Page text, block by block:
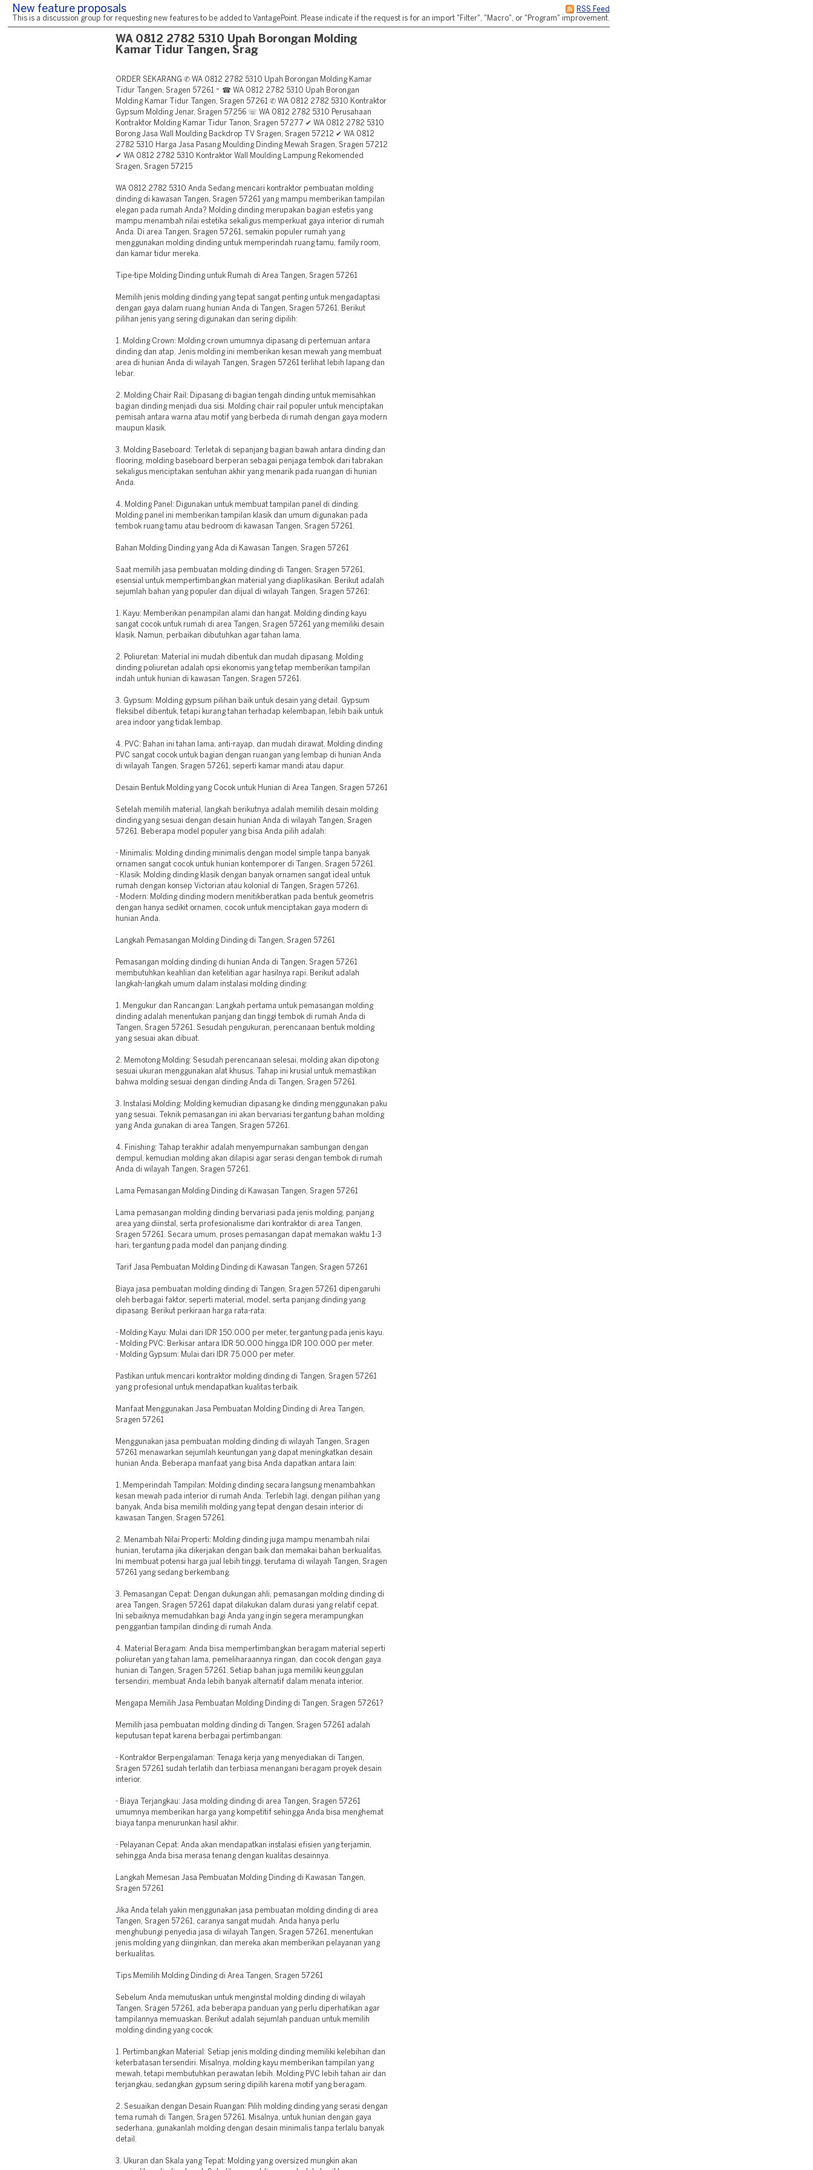
RSS Feed
New feature proposals
This is a discussion group for requesting new features to be added to VantagePoint. Please indicate if the request is for an import "Filter", "Macro", or "Program" improvement.
WA 0812 2782 5310 Upah Borongan Molding
Kamar Tidur Tangen, Srag
ORDER SEKARANG ✆ WA 0812 2782 5310 Upah Borongan Molding Kamar
Tidur Tangen, Sragen 57261 ~ ☎ WA 0812 2782 5310 Upah Borongan
Molding Kamar Tidur Tangen, Sragen 57261 ✆ WA 0812 2782 5310 Kontraktor
Gypsum Molding Jenar, Sragen 57256 ☏ WA 0812 2782 5310 Perusahaan
Kontraktor Molding Kamar Tidur Tanon, Sragen 57277 ✔ WA 0812 2782 5310
Borong Jasa Wall Moulding Backdrop TV Sragen, Sragen 57212 ✔ WA 0812
2782 5310 Harga Jasa Pasang Moulding Dinding Mewah Sragen, Sragen 57212
✔ WA 0812 2782 5310 Kontraktor Wall Moulding Lampung Rekomended
Sragen, Sragen 57215
WA 0812 2782 5310 Anda Sedang mencari kontraktor pembuatan molding
dinding di kawasan Tangen, Sragen 57261 yang mampu memberikan tampilan
elegan pada rumah Anda? Molding dinding merupakan bagian estetis yang
mampu menambah nilai estetika sekaligus memperkuat gaya interior di rumah
Anda. Di area Tangen, Sragen 57261, semakin populer rumah yang
menggunakan molding dinding untuk memperindah ruang tamu, family room,
dan kamar tidur mereka.
Tipe-tipe Molding Dinding untuk Rumah di Area Tangen, Sragen 57261
Memilih jenis molding dinding yang tepat sangat penting untuk mengadaptasi
dengan gaya dalam ruang hunian Anda di Tangen, Sragen 57261. Berikut
pilihan jenis yang sering digunakan dan sering dipilih:
1. Molding Crown: Molding crown umumnya dipasang di pertemuan antara
dinding dan atap. Jenis molding ini memberikan kesan mewah yang membuat
area di hunian Anda di wilayah Tangen, Sragen 57261 terlihat lebih lapang dan
lebar.
2. Molding Chair Rail: Dipasang di bagian tengah dinding untuk memisahkan
bagian dinding menjadi dua sisi. Molding chair rail populer untuk menciptakan
pemisah antara warna atau motif yang berbeda di rumah dengan gaya modern
maupun klasik.
3. Molding Baseboard: Terletak di sepanjang bagian bawah antara dinding dan
flooring, molding baseboard berperan sebagai penjaga tembok dari tabrakan
sekaligus menciptakan sentuhan akhir yang menarik pada ruangan di hunian
Anda.
4. Molding Panel: Digunakan untuk membuat tampilan panel di dinding.
Molding panel ini memberikan tampilan klasik dan umum digunakan pada
tembok ruang tamu atau bedroom di kawasan Tangen, Sragen 57261.
Bahan Molding Dinding yang Ada di Kawasan Tangen, Sragen 57261
Saat memilih jasa pembuatan molding dinding di Tangen, Sragen 57261,
esensial untuk mempertimbangkan material yang diaplikasikan. Berikut adalah
sejumlah bahan yang populer dan dijual di wilayah Tangen, Sragen 57261:
1. Kayu: Memberikan penampilan alami dan hangat. Molding dinding kayu
sangat cocok untuk rumah di area Tangen, Sragen 57261 yang memiliki desain
klasik. Namun, perbaikan dibutuhkan agar tahan lama.
2. Poliuretan: Material ini mudah dibentuk dan mudah dipasang. Molding
dinding poliuretan adalah opsi ekonomis yang tetap memberikan tampilan
indah untuk hunian di kawasan Tangen, Sragen 57261.
3. Gypsum: Molding gypsum pilihan baik untuk desain yang detail. Gypsum
fleksibel dibentuk, tetapi kurang tahan terhadap kelembapan, lebih baik untuk
area indoor yang tidak lembap.
4. PVC: Bahan ini tahan lama, anti-rayap, dan mudah dirawat. Molding dinding
PVC sangat cocok untuk bagian dengan ruangan yang lembap di hunian Anda
di wilayah Tangen, Sragen 57261, seperti kamar mandi atau dapur.
Desain Bentuk Molding yang Cocok untuk Hunian di Area Tangen, Sragen 57261
Setelah memilih material, langkah berikutnya adalah memilih desain molding
dinding yang sesuai dengan desain hunian Anda di wilayah Tangen, Sragen
57261. Beberapa model populer yang bisa Anda pilih adalah:
- Minimalis: Molding dinding minimalis dengan model simple tanpa banyak
ornamen sangat cocok untuk hunian kontemporer di Tangen, Sragen 57261.
- Klasik: Molding dinding klasik dengan banyak ornamen sangat ideal untuk
rumah dengan konsep Victorian atau kolonial di Tangen, Sragen 57261.
- Modern: Molding dinding modern menitikberatkan pada bentuk geometris
dengan hanya sedikit ornamen, cocok untuk menciptakan gaya modern di
hunian Anda.
Langkah Pemasangan Molding Dinding di Tangen, Sragen 57261
Pemasangan molding dinding di hunian Anda di Tangen, Sragen 57261
membutuhkan keahlian dan ketelitian agar hasilnya rapi. Berikut adalah
langkah-langkah umum dalam instalasi molding dinding:
1. Mengukur dan Rancangan: Langkah pertama untuk pemasangan molding
dinding adalah menentukan panjang dan tinggi tembok di rumah Anda di
Tangen, Sragen 57261. Sesudah pengukuran, perencanaan bentuk molding
yang sesuai akan dibuat.
2. Memotong Molding: Sesudah perencanaan selesai, molding akan dipotong
sesuai ukuran menggunakan alat khusus. Tahap ini krusial untuk memastikan
bahwa molding sesuai dengan dinding Anda di Tangen, Sragen 57261.
3. Instalasi Molding: Molding kemudian dipasang ke dinding menggunakan paku
yang sesuai. Teknik pemasangan ini akan bervariasi tergantung bahan molding
yang Anda gunakan di area Tangen, Sragen 57261.
4. Finishing: Tahap terakhir adalah menyempurnakan sambungan dengan
dempul, kemudian molding akan dilapisi agar serasi dengan tembok di rumah
Anda di wilayah Tangen, Sragen 57261.
Lama Pemasangan Molding Dinding di Kawasan Tangen, Sragen 57261
Lama pemasangan molding dinding bervariasi pada jenis molding, panjang
area yang diinstal, serta profesionalisme dari kontraktor di area Tangen,
Sragen 57261. Secara umum, proses pemasangan dapat memakan waktu 1-3
hari, tergantung pada model dan panjang dinding.
Tarif Jasa Pembuatan Molding Dinding di Kawasan Tangen, Sragen 57261
Biaya jasa pembuatan molding dinding di Tangen, Sragen 57261 dipengaruhi
oleh berbagai faktor, seperti material, model, serta panjang dinding yang
dipasang. Berikut perkiraan harga rata-rata:
- Molding Kayu: Mulai dari IDR 150.000 per meter, tergantung pada jenis kayu.
- Molding PVC: Berkisar antara IDR 50.000 hingga IDR 100.000 per meter.
- Molding Gypsum: Mulai dari IDR 75.000 per meter.
Pastikan untuk mencari kontraktor molding dinding di Tangen, Sragen 57261
yang profesional untuk mendapatkan kualitas terbaik.
Manfaat Menggunakan Jasa Pembuatan Molding Dinding di Area Tangen,
Sragen 57261
Menggunakan jasa pembuatan molding dinding di wilayah Tangen, Sragen
57261 menawarkan sejumlah keuntungan yang dapat meningkatkan desain
hunian Anda. Beberapa manfaat yang bisa Anda dapatkan antara lain:
1. Memperindah Tampilan: Molding dinding secara langsung menambahkan
kesan mewah pada interior di rumah Anda. Terlebih lagi, dengan pilihan yang
banyak, Anda bisa memilih molding yang tepat dengan desain interior di
kawasan Tangen, Sragen 57261.
2. Menambah Nilai Properti: Molding dinding juga mampu menambah nilai
hunian, terutama jika dikerjakan dengan baik dan memakai bahan berkualitas.
Ini membuat potensi harga jual lebih tinggi, terutama di wilayah Tangen, Sragen
57261 yang sedang berkembang.
3. Pemasangan Cepat: Dengan dukungan ahli, pemasangan molding dinding di
area Tangen, Sragen 57261 dapat dilakukan dalam durasi yang relatif cepat.
Ini sebaiknya memudahkan bagi Anda yang ingin segera merampungkan
penggantian tampilan dinding di rumah Anda.
4. Material Beragam: Anda bisa mempertimbangkan beragam material seperti
poliuretan yang tahan lama, pemeliharaannya ringan, dan cocok dengan gaya
hunian di Tangen, Sragen 57261. Setiap bahan juga memiliki keunggulan
tersendiri, membuat Anda lebih banyak alternatif dalam menata interior.
Mengapa Memilih Jasa Pembuatan Molding Dinding di Tangen, Sragen 57261?
Memilih jasa pembuatan molding dinding di Tangen, Sragen 57261 adalah
keputusan tepat karena berbagai pertimbangan:
- Kontraktor Berpengalaman: Tenaga kerja yang menyediakan di Tangen,
Sragen 57261 sudah terlatih dan terbiasa menangani beragam proyek desain
interior.
- Biaya Terjangkau: Jasa molding dinding di area Tangen, Sragen 57261
umumnya memberikan harga yang kompetitif sehingga Anda bisa menghemat
biaya tanpa menurunkan hasil akhir.
- Pelayanan Cepat: Anda akan mendapatkan instalasi efisien yang terjamin,
sehingga Anda bisa merasa tenang dengan kualitas desainnya.
Langkah Memesan Jasa Pembuatan Molding Dinding di Kawasan Tangen,
Sragen 57261
Jika Anda telah yakin menggunakan jasa pembuatan molding dinding di area
Tangen, Sragen 57261, caranya sangat mudah. Anda hanya perlu
menghubungi penyedia jasa di wilayah Tangen, Sragen 57261, menentukan
jenis molding yang diinginkan, dan mereka akan memberikan pelayanan yang
berkualitas.
Tips Memilih Molding Dinding di Area Tangen, Sragen 57261
Sebelum Anda memutuskan untuk menginstal molding dinding di wilayah
Tangen, Sragen 57261, ada beberapa panduan yang perlu diperhatikan agar
tampilannya memuaskan. Berikut adalah sejumlah panduan untuk memilih
molding dinding yang cocok:
1. Pertimbangkan Material: Setiap jenis molding dinding memiliki kelebihan dan
keterbatasan tersendiri. Misalnya, molding kayu memberikan tampilan yang
mewah, tetapi membutuhkan perawatan lebih. Molding PVC lebih tahan air dan
terjangkau, sedangkan gypsum sering dipilih karena motif yang beragam.
2. Sesuaikan dengan Desain Ruangan: Pilih molding dinding yang serasi dengan
tema rumah di Tangen, Sragen 57261. Misalnya, untuk hunian dengan gaya
sederhana, gunakanlah molding dengan desain minimalis tanpa terlalu banyak
detail.
3. Ukuran dan Skala yang Tepat: Molding yang oversized mungkin akan